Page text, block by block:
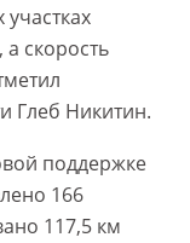
скорость
Глеб Никитин.
поддержке
166
117,5 км